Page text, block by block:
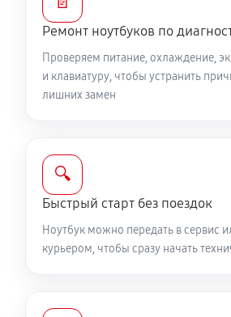
590 руб
Ремонт цепей питания
2250 руб
Ремонт разъема питания
Ремонт ноутбуков по
Проверяем питание, охлаждение,
и клавиатуру, чтобы устранить
лишних замен
🔍
Быстрый старт без поездок
Ноутбук можно передать в сервис
курьером, чтобы сразу начать